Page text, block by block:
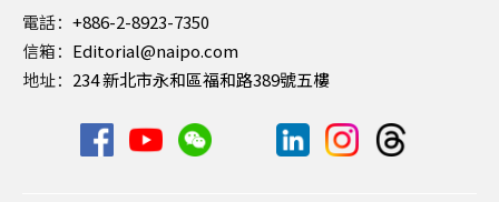
電話： +886-2-8923-7350
信箱： Editorial@naipo.com
地址： 234 新北市永和區福和路389號五樓